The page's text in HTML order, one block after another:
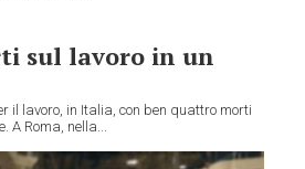
sul lavoro in un
il lavoro, in Italia, con ben quattro morti
A Roma, nella...